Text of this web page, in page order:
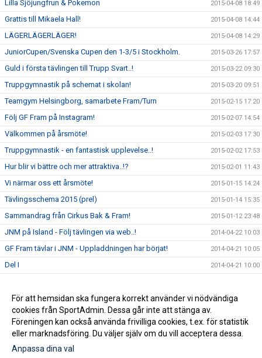
Lilla Sjöjungfrun & Pokemon 2015-04-08 18:49
Grattis till Mikaela Hall! 2015-04-08 14:44
LÄGERLÄGERLÄGER! 2015-04-08 14:29
JuniorCupen/Svenska Cupen den 1-3/5 i Stockholm. 2015-03-26 17:57
Guld i första tävlingen till Trupp Svart..! 2015-03-22 09:30
Truppgymnastik på schemat i skolan! 2015-03-20 09:51
Teamgym Helsingborg, samarbete Fram/Turn 2015-02-15 17:20
Följ GF Fram på Instagram! 2015-02-07 14:54
Välkommen på årsmöte! 2015-02-03 17:30
Truppgymnastik - en fantastisk upplevelse..! 2015-02-02 17:53
Hur blir vi bättre och mer attraktiva..!? 2015-02-01 11:43
Vi närmar oss ett årsmöte! 2015-01-15 14:24
Tävlingsschema 2015 (prel) 2015-01-14 15:35
Sammandrag från Cirkus Bak & Fram! 2015-01-12 23:48
JNM på Island - Följ tävlingen via web..! 2014-04-22 10:03
GF Fram tävlar i JNM - Uppladdningen har börjat! 2014-04-21 10:05
Del I 2014-04-21 10:00
Del III 2014-04-21 09:59
Del IV 2014-04-21 09:12
För att hemsidan ska fungera korrekt använder vi nödvändiga
cookies från SportAdmin. Dessa går inte att stänga av.
Föreningen kan också använda frivilliga cookies, t.ex. för statistik
eller marknadsföring. Du väljer själv om du vill acceptera dessa.
Anpassa dina val